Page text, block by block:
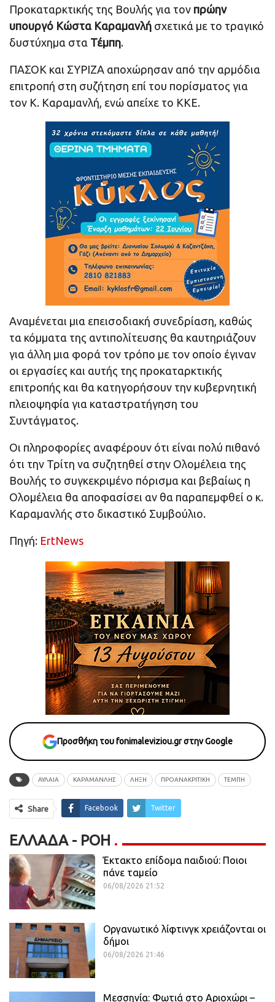
Προκαταρκτικής της Βουλής για τον πρώην
υπουργό Κώστα Καραμανλή σχετικά με το τραγικό
δυστύχημα στα Τέμπη.
ΠΑΣΟΚ και ΣΥΡΙΖΑ αποχώρησαν από την αρμόδια
επιτροπή στη συζήτηση επί του πορίσματος για
τον Κ. Καραμανλή, ενώ απείχε το ΚΚΕ.
Αναμένεται μια επεισοδιακή συνεδρίαση, καθώς
τα κόμματα της αντιπολίτευσης θα καυτηριάζουν
για άλλη μια φορά τον τρόπο με τον οποίο έγιναν
οι εργασίες και αυτής της προκαταρκτικής
επιτροπής και θα κατηγορήσουν την κυβερνητική
πλειοψηφία για καταστρατήγηση του
Συντάγματος.
Οι πληροφορίες αναφέρουν ότι είναι πολύ πιθανό
ότι την Τρίτη να συζητηθεί στην Ολομέλεια της
Βουλής το συγκεκριμένο πόρισμα και βεβαίως η
Ολομέλεια θα αποφασίσει αν θα παραπεμφθεί ο κ.
Καραμανλής στο δικαστικό Συμβούλιο.
Πηγή: ErtNews
Προσθήκη του fonimaleviziou.gr στην Google
ΑΥΛΑΙΑ ΚΑΡΑΜΑΝΛΗΣ ΛΗΞΗ ΠΡΟΑΝΑΚΡΙΤΙΚΗ ΤΕΜΠΗ
Share Facebook Twitter
ΕΛΛΆΔΑ - ΡΟΗ
Έκτακτο επίδομα παιδιού: Ποιοι
πάνε ταμείο
06/08/2026 21:52
Οργανωτικό λίφτινγκ χρειάζονται οι
δήμοι
06/08/2026 21:46
Μεσσηνία: Φωτιά στο Αριοχώρι –